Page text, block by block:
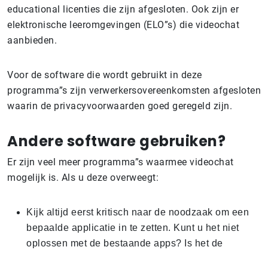
educational licenties die zijn afgesloten. Ook zijn er
elektronische leeromgevingen (ELO”s) die videochat
aanbieden.
Voor de software die wordt gebruikt in deze
programma”s zijn verwerkersovereenkomsten afgesloten
waarin de privacyvoorwaarden goed geregeld zijn.
Andere software gebruiken?
Er zijn veel meer programma”s waarmee videochat
mogelijk is. Als u deze overweegt:
Kijk altijd eerst kritisch naar de noodzaak om een
bepaalde applicatie in te zetten. Kunt u het niet
oplossen met de bestaande apps? Is het de